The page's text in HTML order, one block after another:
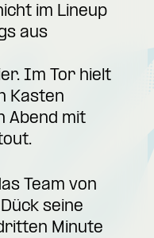
im Lineup
aus
Im Tor hielt
Kasten
Abend mit
Team von
seine
Minute